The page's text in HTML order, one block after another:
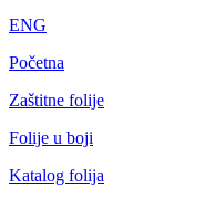
ENG
Početna
Zaštitne folije
Folije u boji
Katalog folija